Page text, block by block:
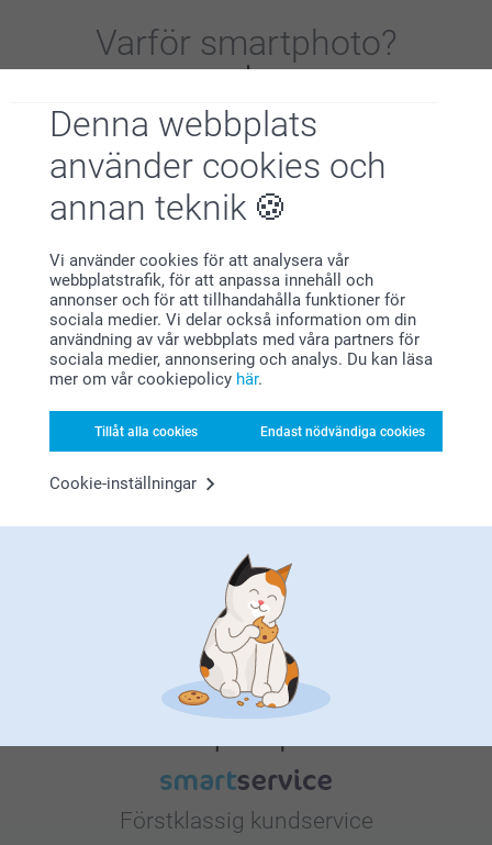
Denna webbplats
använder cookies och
annan teknik
Vi använder cookies för att analysera vår
webbplatstrafik, för att anpassa innehåll och
annonser och för att tillhandahålla funktioner för
sociala medier. Vi delar också information om din
användning av vår webbplats med våra partners för
sociala medier, annonsering och analys. Du kan läsa
mer om vår cookiepolicy här.
Tillåt alla cookies Endast nödvändiga cookies
Cookie-inställningar
Varför smartphoto?
Bonus på alla dina köp
Letar du efter inspiration?
Förstklassig kundservice